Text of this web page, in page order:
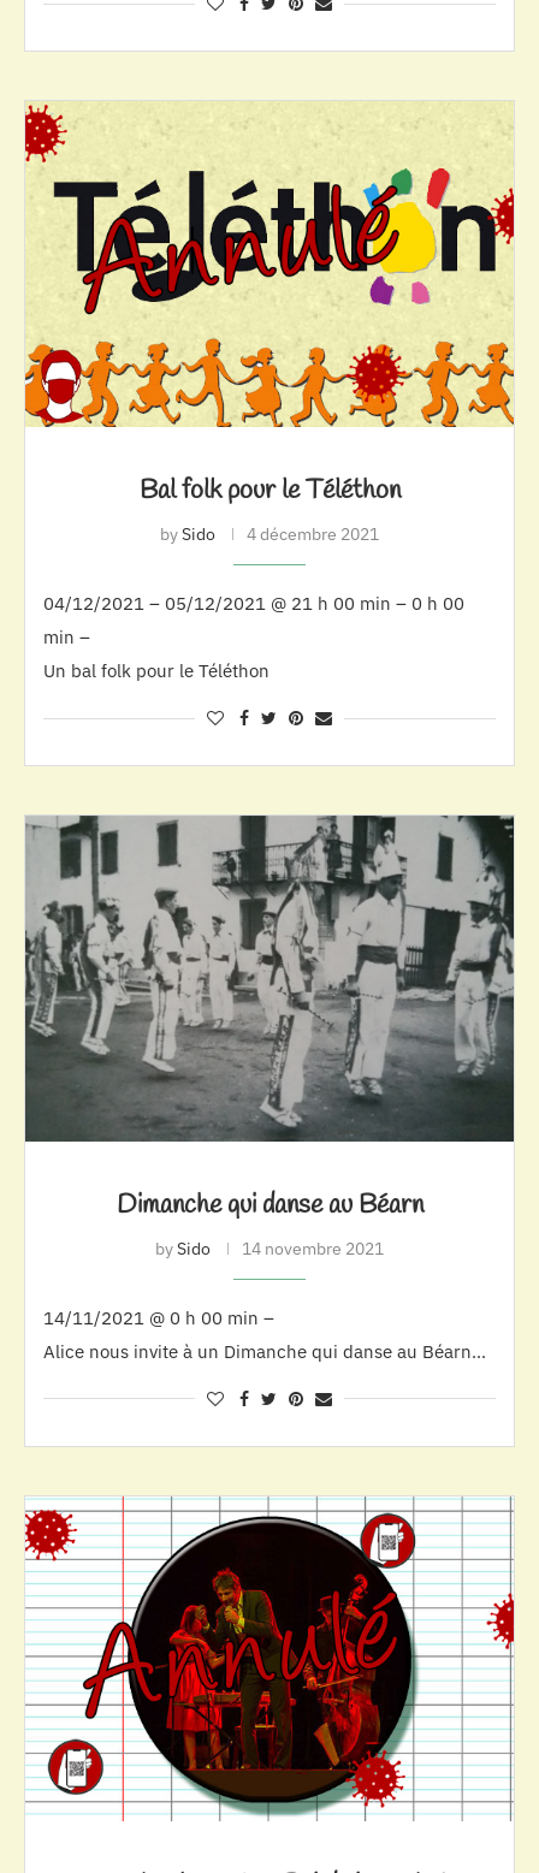
Bal folk pour le Téléthon
bySido 4 décembre 2021
04/12/2021 – 05/12/2021 @ 21 h 00 min – 0 h 00
min –
Un bal folk pour le Téléthon
Dimanche qui danse au Béarn
bySido 14 novembre 2021
14/11/2021 @ 0 h 00 min –
Alice nous invite à un Dimanche qui danse au Béarn…